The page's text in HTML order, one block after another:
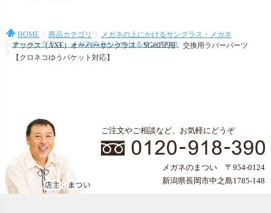
HOME 商品カテゴリ
メガネの上にかけるサングラス・メガネ
オーバーグラス メガネの上からかけるサングラス
アックス（AXE）オーバーサングラス SG605P用 交換用ラバーパーツ
【クロネコゆうパケット対応】
ご注文やご相談など、お気軽にどうぞ
メガネのまつい 〒954-0124
新潟県長岡市中之島1785-148